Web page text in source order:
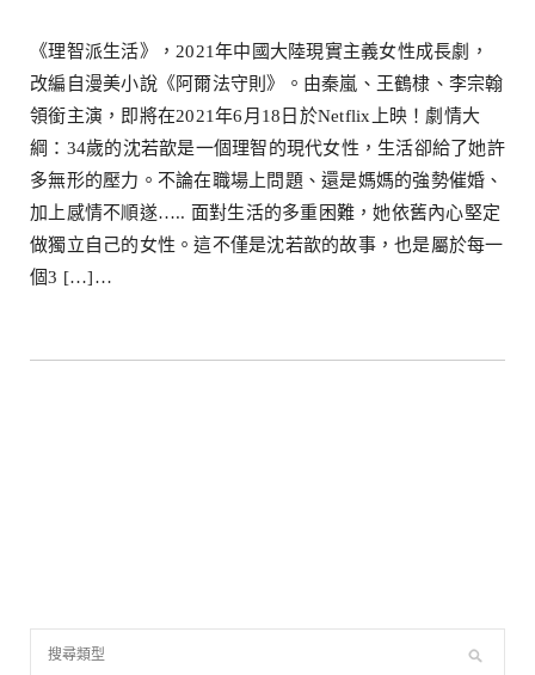
《理智派生活》，2021年中國大陸現實主義女性成長劇，
改編自漫美小說《阿爾法守則》。由秦嵐、王鶴棣、李宗翰
領銜主演，即將在2021年6月18日於Netflix上映！劇情大
綱：34歲的沈若歆是一個理智的現代女性，生活卻給了她許
多無形的壓力。不論在職場上問題、還是媽媽的強勢催婚、
加上感情不順遂….. 面對生活的多重困難，她依舊內心堅定
做獨立自己的女性。這不僅是沈若歆的故事，也是屬於每一
個3 […]…